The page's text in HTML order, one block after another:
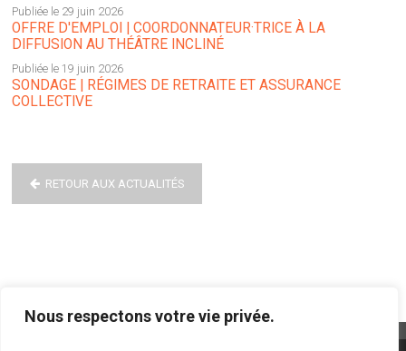
Nous respectons votre vie privée.
Publiée le 29 juin 2026
OFFRE D'EMPLOI | COORDONNATEUR·TRICE À LA
DIFFUSION AU THÉÂTRE INCLINÉ
Publiée le 19 juin 2026
SONDAGE | RÉGIMES DE RETRAITE ET ASSURANCE
COLLECTIVE
RETOUR AUX ACTUALITÉS